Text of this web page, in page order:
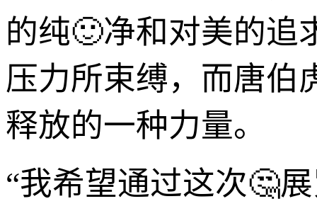
的纯🙂净和对美的追
压力所束缚，而唐伯
释放的一种力量。
“我希望通过这次🤔